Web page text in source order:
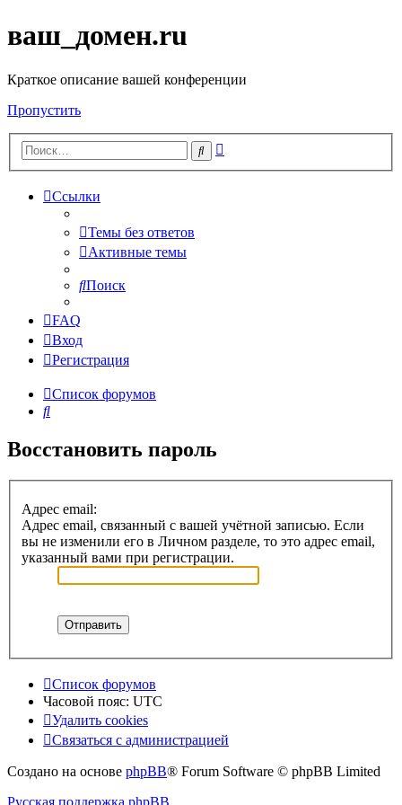
ваш_домен.ru
Краткое описание вашей конференции
Пропустить
Поиск
Ссылки
Темы без ответов
Активные темы
Поиск
FAQ
Вход
Регистрация
Список форумов
Поиск
Восстановить пароль
Адрес email:
Адрес email, связанный с вашей учётной записью. Если
вы не изменили его в Личном разделе, то это адрес email,
указанный вами при регистрации.
Список форумов
Часовой пояс: UTC
Удалить cookies
Связаться с администрацией
Создано на основе phpBB® Forum Software © phpBB Limited
Русская поддержка phpBB